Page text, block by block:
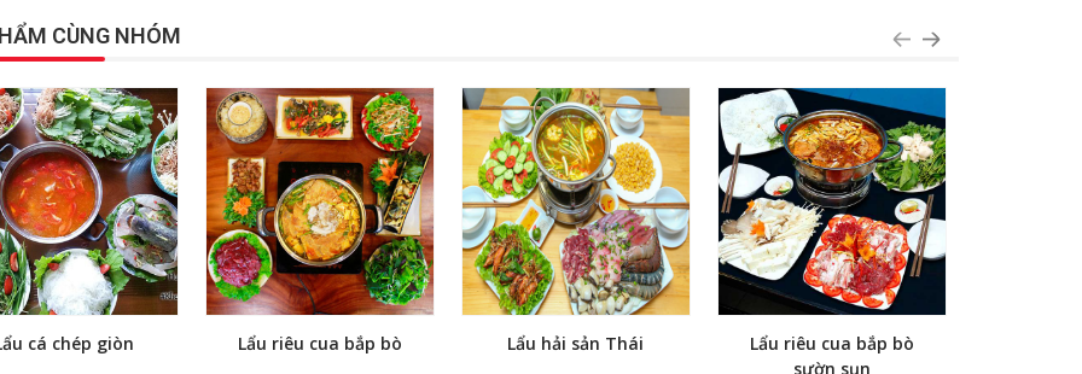
CÙNG NHÓM
cá chép giòn Lẩu riêu cua bắp bò Lẩu hải sản Thái
Lẩu riêu cua bắp bò
sườn sụn